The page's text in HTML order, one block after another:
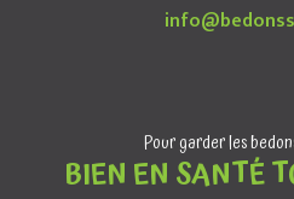
Pour garder les
BIEN EN SANTÉ